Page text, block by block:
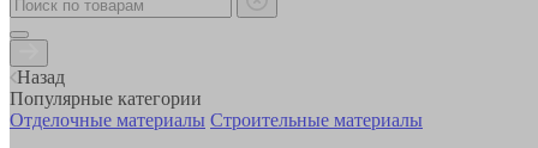
Назад
Популярные категории
Отделочные материалы Строительные материалы